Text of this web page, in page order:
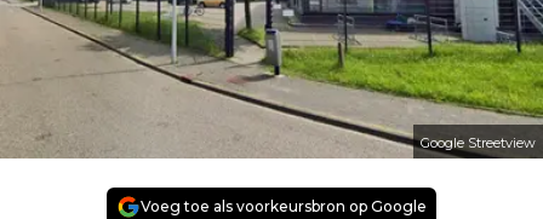
Google Streetview
Voeg toe als voorkeursbron op Google